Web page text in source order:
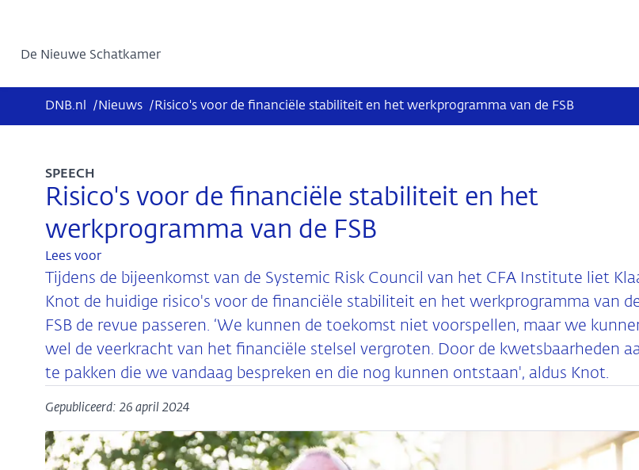
De Nieuwe Schatkamer
DNB.nl / Nieuws / Risico's voor de financiële stabiliteit en het werkprogramma van de FSB
Risico's voor de financiële stabiliteit en het
werkprogramma van de FSB
SPEECH
Lees voor
Tijdens de bijeenkomst van de Systemic Risk Council van het CFA Institute liet
Knot de huidige risico's voor de financiële stabiliteit en het werkprogramma van
FSB de revue passeren. ‘We kunnen de toekomst niet voorspellen, maar we
wel de veerkracht van het financiële stelsel vergroten. Door de kwetsbaarheden
te pakken die we vandaag bespreken en die nog kunnen ontstaan', aldus Knot.
Gepubliceerd: 26 april 2024